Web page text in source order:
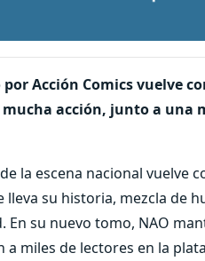
Acción Comics vuelve
acción, junto a una
la escena nacional vuelve
lleva su historia, mezcla de
su nuevo tomo, NAO
miles de lectores en la